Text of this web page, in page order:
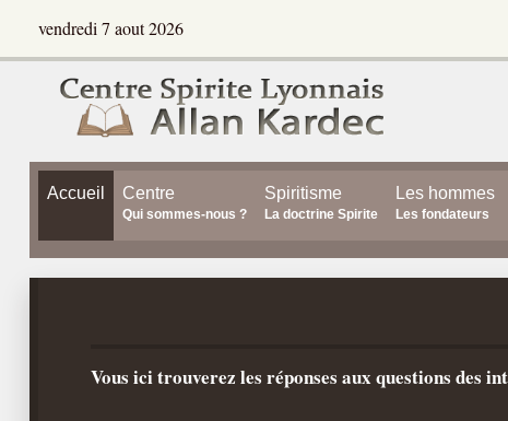
vendredi 7 aout 2026
Accueil Centre
Qui sommes-nous ?
Spiritisme
La doctrine Spirite
Les hommes
Les fondateurs
Vous ici trouverez les réponses aux questions des